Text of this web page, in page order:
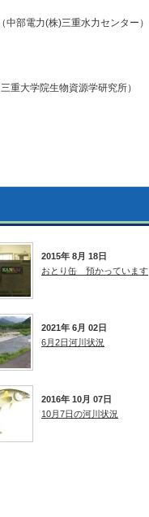
部電力(株)三重水力センター）
重大学院生物資源学研究所）
2015年 8月 18日
おとり缶 預かっています
2021年 6月 02日
6月2日河川状況
2016年 10月 07日
10月7日の河川状況